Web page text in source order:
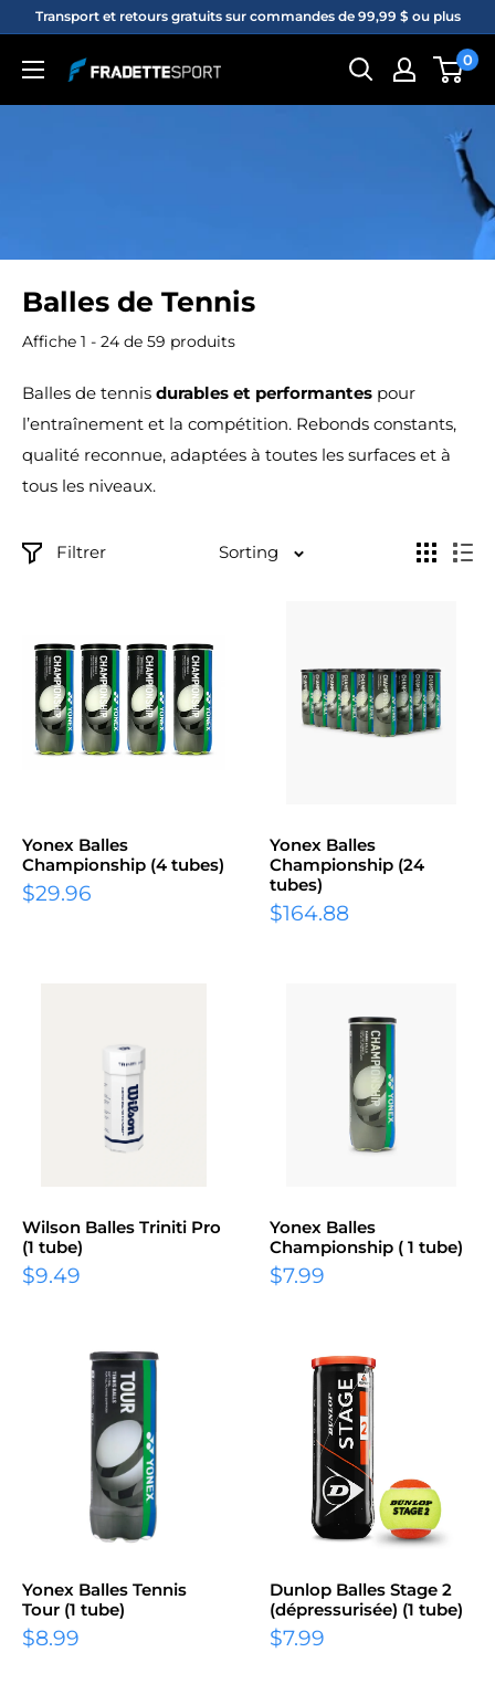
Passer
contenu
Transport et retours gratuits sur commandes de 99,99 $ ou plus
Fradette
sport
0
Balles de Tennis
Affiche 1 - 24 de 59 produits
Balles de tennis durables et performantes pour
l’entraînement et la compétition. Rebonds constants,
qualité reconnue, adaptées à toutes les surfaces et à
tous les niveaux.
Filtrer Sorting
Yonex Balles
Championship (4 tubes)
$29.96
Yonex Balles
Championship (24
tubes)
$164.88
Wilson Balles Triniti Pro
(1 tube)
$9.49
Yonex Balles
Championship ( 1 tube)
$7.99
Yonex Balles Tennis
Tour (1 tube)
$8.99
Dunlop Balles Stage 2
(dépressurisée) (1 tube)
$7.99